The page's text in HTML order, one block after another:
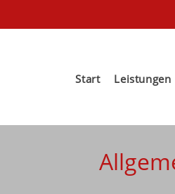
Start Leistungen